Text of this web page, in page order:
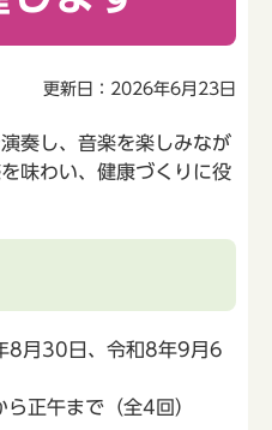
更新日：2026年6月23日
奏し、音楽を楽しみなが
味わい、健康づくりに役
8月30日、令和8年9月6
正午まで（全4回）